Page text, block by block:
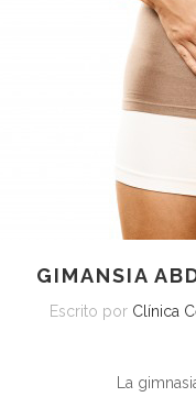
GIMANSIA
Escrito por Clínica
La